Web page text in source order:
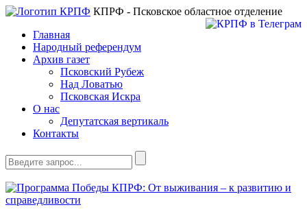
КПРФ - Псковское областное отделение
Главная
Народный референдум
Архив газет
Псковский Рубеж
Над Ловатью
Псковская Искра
О нас
Депутатская вертикаль
Контакты